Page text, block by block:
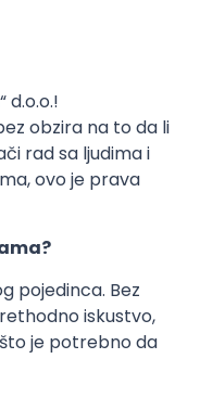
d.o.o.!
obzira na to da li
rad sa ljudima i
ovo je prava
pojedinca. Bez
iskustvo,
je potrebno da